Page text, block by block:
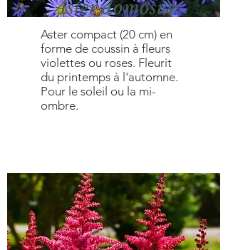
Aster domosus
Aster compact (20 cm) en
forme de coussin à fleurs
violettes ou roses. Fleurit
du printemps à l'automne.
Pour le soleil ou la mi-
ombre.